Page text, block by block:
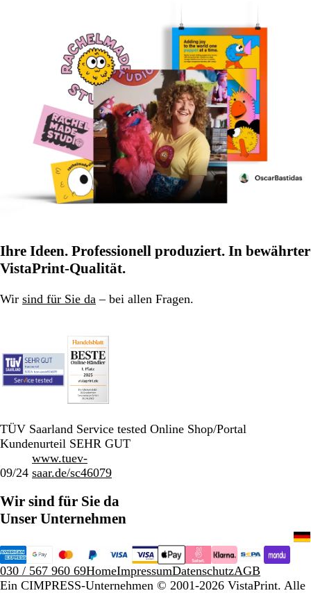
Ihre Ideen. Professionell produziert. In bewährter
VistaPrint-Qualität.
Wir sind für Sie da – bei allen Fragen.
TÜV Saarland Service tested Online Shop/Portal
Kundenurteil SEHR GUT
09/24
www.tuev-
saar.de/sc46079
Wir sind für Sie da
Unser Unternehmen
030 / 567 960 69HomeImpressumDatenschutzAGB
Ein CIMPRESS-Unternehmen © 2001-2026 VistaPrint. Alle